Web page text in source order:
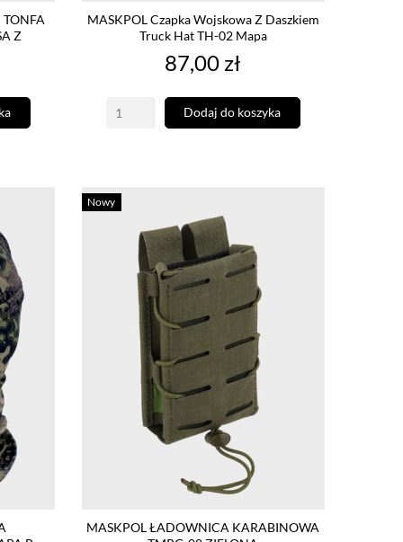
Z
MASKPOL Czapka Wojskowa Z Daszkiem
Truck Hat TH-02 Mapa
Cena
87,00 zł
Dodaj do koszyka
MASKPOL ŁADOWNICA KARABINOWA
Nowy